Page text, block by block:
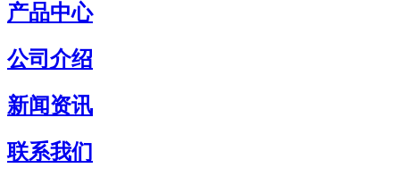
产品中心
公司介绍
新闻资讯
联系我们